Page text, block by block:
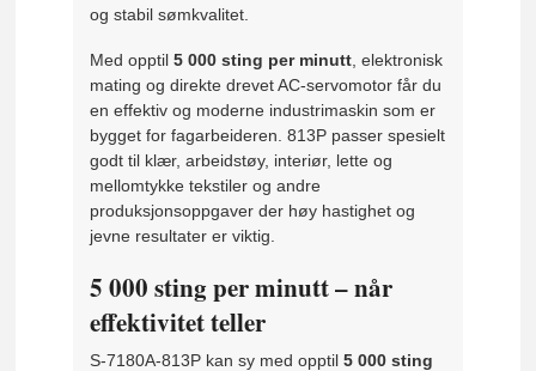
og stabil sømkvalitet.
Med opptil5 000 sting per minutt , elektronisk
mating og direkte drevet AC-servomotor får du
en effektiv og moderne industrimaskin som er
bygget for fagarbeideren. 813P passer spesielt
godt til klær, arbeidstøy, interiør, lette og
mellomtykke tekstiler og andre
produksjonsoppgaver der høy hastighet og
jevne resultater er viktig.
5 000 sting per minutt – når
effektivitet teller
S-7180A-813P kan sy med opptil5 000 sting